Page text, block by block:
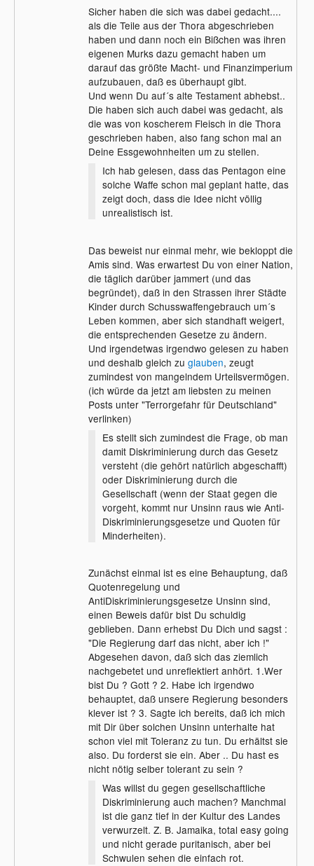
Sicher haben die sich was dabei gedacht....
als die Teile aus der Thora abgeschrieben
haben und dann noch ein Bißchen was ihren
eigenen Murks dazu gemacht haben um
darauf das größte Macht- und Finanzimperium
aufzubauen, daß es überhaupt gibt.
Und wenn Du auf´s alte Testament abhebst..
Die haben sich auch dabei was gedacht, als
die was von koscherem Fleisch in die Thora
geschrieben haben, also fang schon mal an
Deine Essgewohnheiten um zu stellen.
Ich hab gelesen, dass das Pentagon eine
solche Waffe schon mal geplant hatte, das
zeigt doch, dass die Idee nicht völlig
unrealistisch ist.
Das beweist nur einmal mehr, wie bekloppt die
Amis sind. Was erwartest Du von einer Nation,
die täglich darüber jammert (und das
begründet), daß in den Strassen ihrer Städte
Kinder durch Schusswaffengebrauch um´s
Leben kommen, aber sich standhaft weigert,
die entsprechenden Gesetze zu ändern.
Und irgendetwas irgendwo gelesen zu haben
und deshalb gleich zu glauben, zeugt
zumindest von mangelndem Urteilsvermögen.
(ich würde da jetzt am liebsten zu meinen
Posts unter "Terrorgefahr für Deutschland"
verlinken)
Es stellt sich zumindest die Frage, ob man
damit Diskriminierung durch das Gesetz
versteht (die gehört natürlich abgeschafft)
oder Diskriminierung durch die
Gesellschaft (wenn der Staat gegen die
vorgeht, kommt nur Unsinn raus wie Anti-
Diskriminierungsgesetze und Quoten für
Minderheiten).
Zunächst einmal ist es eine Behauptung, daß
Quotenregelung und
AntiDiskriminierungsgesetze Unsinn sind,
einen Beweis dafür bist Du schuldig
geblieben. Dann erhebst Du Dich und sagst :
"Die Regierung darf das nicht, aber ich !"
Abgesehen davon, daß sich das ziemlich
nachgebetet und unreflektiert anhört. 1.Wer
bist Du ? Gott ? 2. Habe ich irgendwo
behauptet, daß unsere Regierung besonders
klever ist ? 3. Sagte ich bereits, daß ich mich
mit Dir über solchen Unsinn unterhalte hat
schon viel mit Toleranz zu tun. Du erhältst sie
also. Du forderst sie ein. Aber .. Du hast es
nicht nötig selber tolerant zu sein ?
Was willst du gegen gesellschaftliche
Diskriminierung auch machen? Manchmal
ist die ganz tief in der Kultur des Landes
verwurzelt. Z. B. Jamaika, total easy going
und nicht gerade puritanisch, aber bei
Schwulen sehen die einfach rot.